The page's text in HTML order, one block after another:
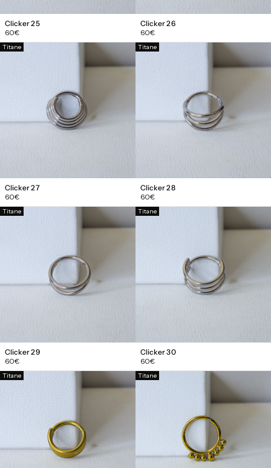
Clicker 25
Prix
régulier
60€
Clicker 26
Prix
régulier
60€
Titane
Clicker 27
Prix
régulier
60€
Titane
Clicker 28
Prix
régulier
60€
Titane
Clicker 29
Prix
régulier
60€
Titane
Clicker 30
Prix
régulier
60€
Titane Titane